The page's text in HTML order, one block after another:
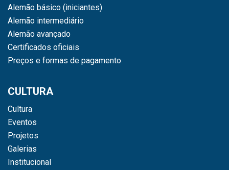
Alemão básico (iniciantes)
Alemão intermediário
Alemão avançado
Certificados oficiais
Preços e formas de pagamento
CULTURA
Cultura
Eventos
Projetos
Galerias
Institucional